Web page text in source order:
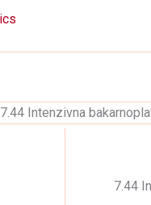
7.44 Intenzivna
7.44